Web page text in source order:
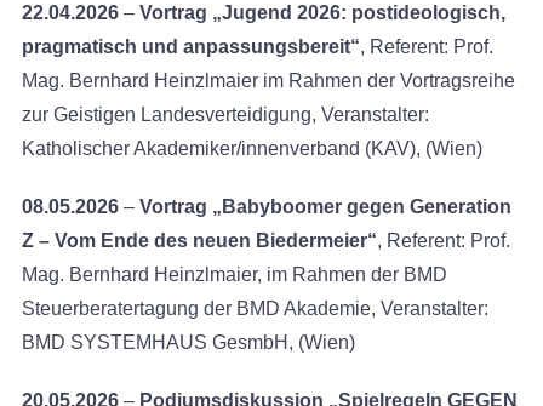
22.04.2026– Vortrag „Jugend 2026: postideologisch,
pragmatisch und anpassungsbereit“, Referent: Prof.
Mag. Bernhard Heinzlmaier im Rahmen der Vortragsreihe
zur Geistigen Landesverteidigung, Veranstalter:
Katholischer Akademiker/innenverband (KAV), (Wien)
08.05.2026– Vortrag „Babyboomer gegen Generation
Z – Vom Ende des neuen Biedermeier“, Referent: Prof.
Mag. Bernhard Heinzlmaier, im Rahmen der BMD
Steuerberatertagung der BMD Akademie, Veranstalter:
BMD SYSTEMHAUS GesmbH, (Wien)
20.05.2026 – Podiumsdiskussion „Spielregeln GEGEN